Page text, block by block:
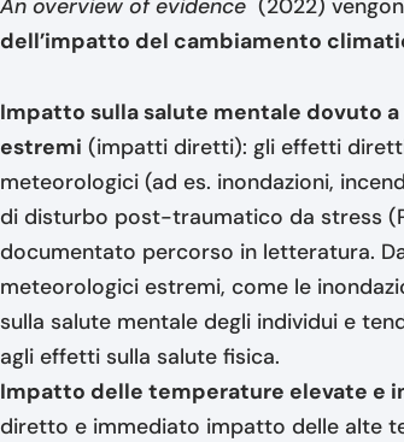
An overview of evidence (2022)
dell’impatto del cambiamento
Impatto sulla salute mentale dovuto
estremi (impatti diretti): gli effetti
meteorologici (ad es. inondazioni,
di disturbo post-traumatico da stress
documentato percorso in letteratura.
meteorologici estremi, come le
sulla salute mentale degli individui e
agli effetti sulla salute fisica.
Impatto delle temperature elevate e
diretto e immediato impatto delle alte